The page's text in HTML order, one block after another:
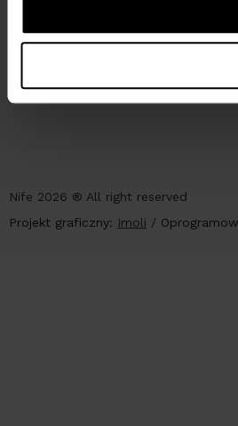
PŁATNOŚCI
Nife 2026 ® All right reserved
Projekt graficzny: Imoli /